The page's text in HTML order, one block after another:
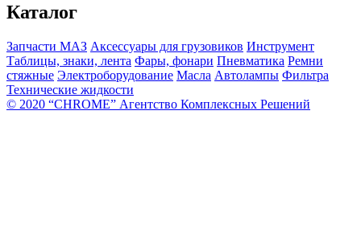
Каталог
Запчасти МАЗ Аксессуары для грузовиков Инструмент
Таблицы, знаки, лента Фары, фонари Пневматика Ремни
стяжные Электроборудование Масла Автолампы Фильтра
Технические жидкости
© 2020 “CHROME” Агентство Комплексных Решений